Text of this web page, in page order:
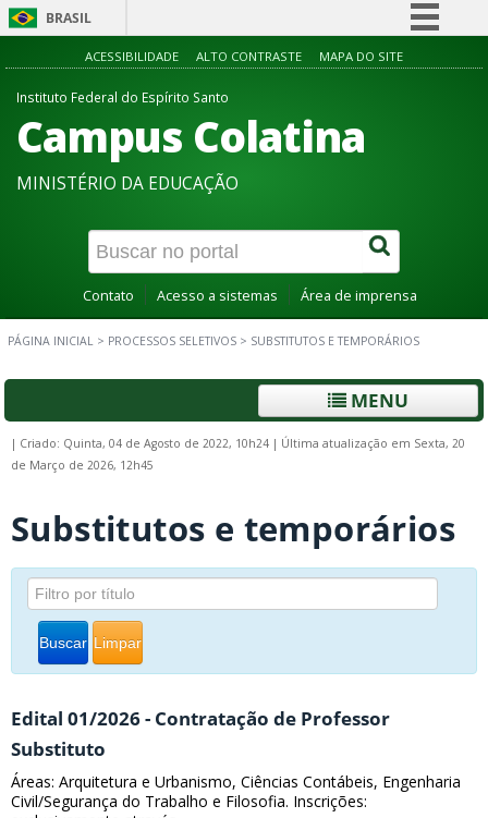
BRASIL
Simplifique!
Acesso à informação
Canais
ACESSIBILIDADE ALTO CONTRASTE MAPA DO SITE
Instituto Federal do Espírito Santo
Campus Colatina
MINISTÉRIO DA EDUCAÇÃO
Contato Acesso a sistemas Área de imprensa
PÁGINA INICIAL > PROCESSOS SELETIVOS > SUBSTITUTOS E TEMPORÁRIOS
MENU
| Criado: Quinta, 04 de Agosto de 2022, 10h24 | Última atualização em Sexta, 20
de Março de 2026, 12h45
Substitutos e temporários
Buscar Limpar
Edital 01/2026 - Contratação de Professor
Substituto
Áreas: Arquitetura e Urbanismo, Ciências Contábeis, Engenharia
Civil/Segurança do Trabalho e Filosofia. Inscrições: